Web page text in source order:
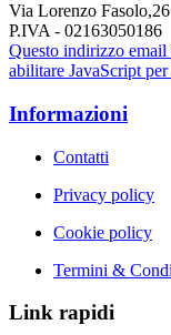
Via Lorenzo
P.IVA - 02163050186
Questo indirizzo email
abilitare JavaScript
Informazioni
Contatti
Privacy policy
Cookie policy
Termini &
Link rapidi